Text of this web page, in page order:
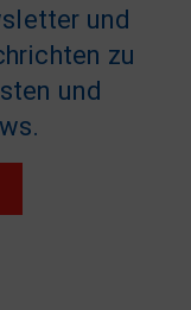
und
zu
und